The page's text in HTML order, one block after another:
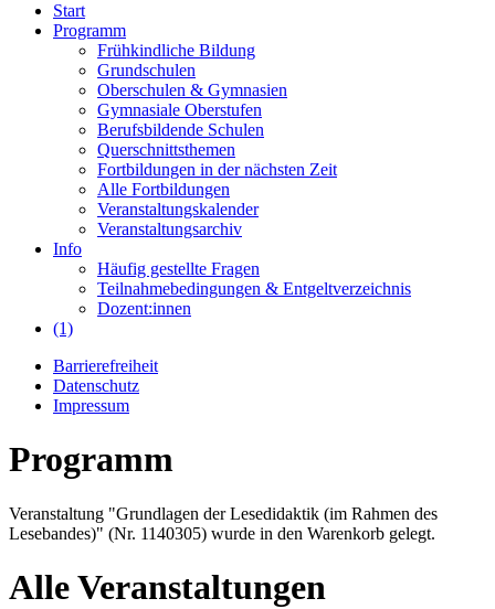
Start
Programm
Frühkindliche Bildung
Grundschulen
Oberschulen & Gymnasien
Gymnasiale Oberstufen
Berufsbildende Schulen
Querschnittsthemen
Fortbildungen in der nächsten Zeit
Alle Fortbildungen
Veranstaltungskalender
Veranstaltungsarchiv
Info
Häufig gestellte Fragen
Teilnahmebedingungen & Entgeltverzeichnis
Dozent:innen
(1)
Barrierefreiheit
Datenschutz
Impressum
Programm
Veranstaltung "Grundlagen der Lesedidaktik (im Rahmen des
Lesebandes)" (Nr. 1140305) wurde in den Warenkorb gelegt.
Alle Veranstaltungen